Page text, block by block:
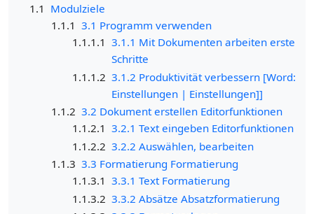
1.1 Modulziele
1.1.1 3.1 Programm verwenden
1.1.1.1 3.1.1 Mit Dokumenten arbeiten erste
Schritte
1.1.1.2 3.1.2 Produktivität verbessern [Word:
Einstellungen | Einstellungen]]
1.1.2 3.2 Dokument erstellen Editorfunktionen
1.1.2.1 3.2.1 Text eingeben Editorfunktionen
1.1.2.2 3.2.2 Auswählen, bearbeiten
1.1.3 3.3 Formatierung Formatierung
1.1.3.1 3.3.1 Text Formatierung
1.1.3.2 3.3.2 Absätze Absatzformatierung